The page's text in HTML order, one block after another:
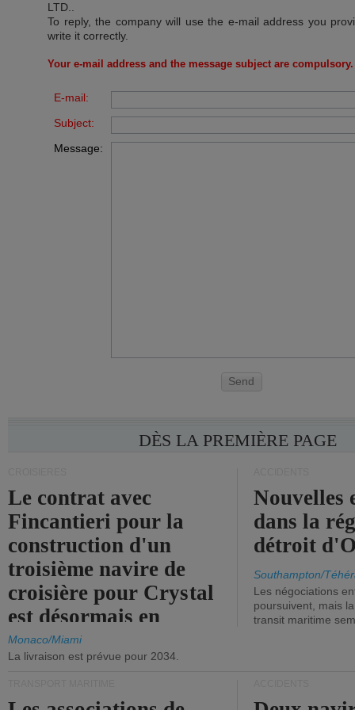
LTD.
To reply, the company will use the e-mail address you
write it correctly.
Your e-mail address and the message subject are compulsory.
E-mail:
Subject:
Message:
Send
DÈS LA PREMIÈRE PAGE
Le contrat avec
Fincantieri pour la
construction d'un
troisième navire de
croisière pour Crystal
est désormais en
vigueur.
Monaco/Miami
La livraison est prévue pour 2034.
Nouvelles
dans la
détroit
Southampton/
Les négociations
poursuivent, mais
transit maritime